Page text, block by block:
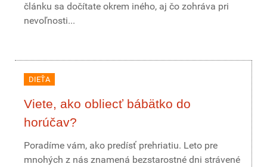
článku sa dočítate okrem iného, aj čo zohráva pri
nevoľnosti...
DIEŤA
Viete, ako obliecť bábätko do
horúčav?
Poradíme vám, ako predísť prehriatiu. Leto pre
mnohých z nás znamená bezstarostné dni strávené